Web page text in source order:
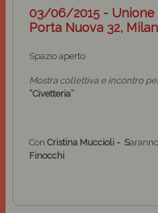
03/06/2015 - Unione
Porta Nuova 32,
Spazio aperto
Mostra collettiva e incontro
“Civetteria”
Con Cristina Muccioli - S
Finocchi